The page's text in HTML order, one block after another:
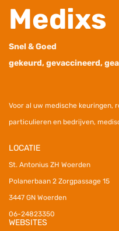
Medixs
Snel & Goed
gekeurd, gevaccineerd,
Voor al uw medische keuringen,
particulieren en bedrijven,
LOCATIE
St. Antonius ZH Woerden
Polanerbaan 2 Zorgpassage 15
3447 GN Woerden
06-24823350
WEBSITES